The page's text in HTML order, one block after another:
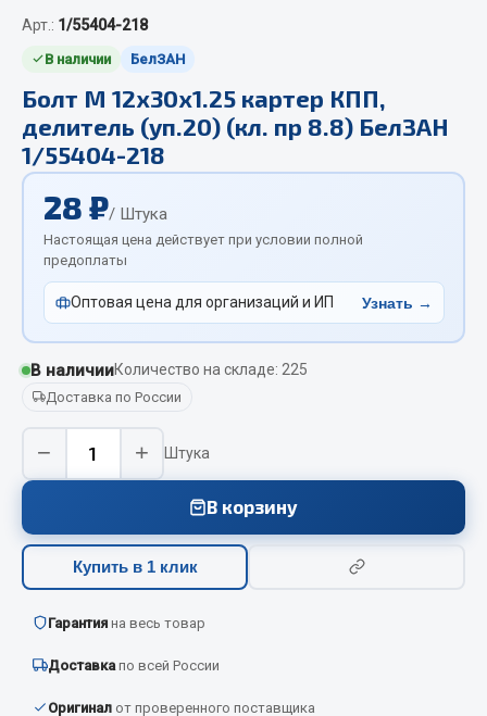
QITONG
Весь раздел
Отопители салона, подогреватели
Жидкостные подогреватели
Отопители салона
Подогреватели тосола
Весь раздел
Автотовары
Автозвук
Аксессуары автомобильные
Аптечки и знаки автомобильные
Брызговики
Вентиляторы кабины
Вымпела
Показать ещё
Весь раздел
Арт.: 1/55404-218
В наличии БелЗАН
Болт М 12х30х1.25 картер КПП,
делитель (уп.20) (кл. пр 8.8) БелЗАН
1/55404-218
28 ₽/ Штука
Настоящая цена действует при условии полной
предоплаты
Оптовая цена для организаций и ИП Узнать →
В наличииКоличество на складе: 225
Доставка по России
− + Штука
В корзину
Купить в 1 клик
Гарантия на весь товар
Доставка по всей России
Оригинал от проверенного поставщика